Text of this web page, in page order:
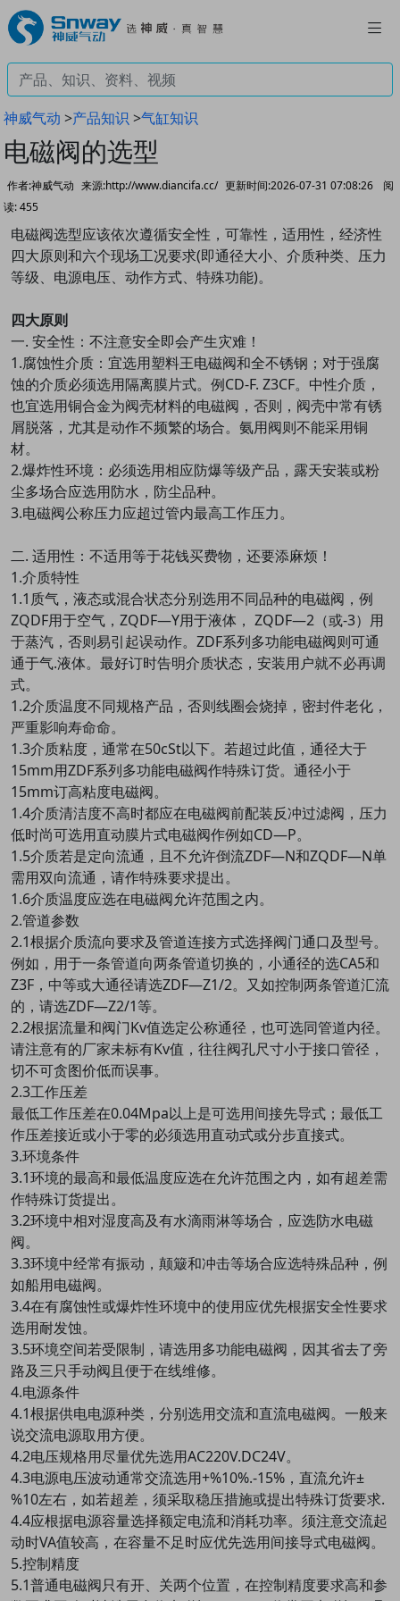
神威气动 >产品知识 >气缸知识
电磁阀的选型
作者:神威气动 来源:http://www.diancifa.cc/ 更新时间:2026-07-31 07:08:26
阅
读:455
电磁阀选型应该依次遵循安全性，可靠性，适用性，经济性
四大原则和六个现场工况要求(即通径大小、介质种类、压力
等级、电源电压、动作方式、特殊功能)。
四大原则
一. 安全性：不注意安全即会产生灾难！
1.腐蚀性介质：宜选用塑料王电磁阀和全不锈钢；对于强腐
蚀的介质必须选用隔离膜片式。例CD-F. Z3CF。中性介质，
也宜选用铜合金为阀壳材料的电磁阀，否则，阀壳中常有锈
屑脱落，尤其是动作不频繁的场合。氨用阀则不能采用铜
材。
2.爆炸性环境：必须选用相应防爆等级产品，露天安装或粉
尘多场合应选用防水，防尘品种。
3.电磁阀公称压力应超过管内最高工作压力。
二. 适用性：不适用等于花钱买费物，还要添麻烦！
1.介质特性
1.1质气，液态或混合状态分别选用不同品种的电磁阀，例
ZQDF用于空气，ZQDF—Y用于液体， ZQDF—2（或-3）用
于蒸汽，否则易引起误动作。ZDF系列多功能电磁阀则可通
通于气.液体。最好订时告明介质状态，安装用户就不必再调
式。
1.2介质温度不同规格产品，否则线圈会烧掉，密封件老化，
严重影响寿命命。
1.3介质粘度，通常在50cSt以下。若超过此值，通径大于
15mm用ZDF系列多功能电磁阀作特殊订货。通径小于
15mm订高粘度电磁阀。
1.4介质清洁度不高时都应在电磁阀前配装反冲过滤阀，压力
低时尚可选用直动膜片式电磁阀作例如CD—P。
1.5介质若是定向流通，且不允许倒流ZDF—N和ZQDF—N单
需用双向流通，请作特殊要求提出。
1.6介质温度应选在电磁阀允许范围之内。
2.管道参数
2.1根据介质流向要求及管道连接方式选择阀门通口及型号。
例如，用于一条管道向两条管道切换的，小通径的选CA5和
Z3F，中等或大通径请选ZDF—Z1/2。又如控制两条管道汇流
的，请选ZDF—Z2/1等。
2.2根据流量和阀门Kv值选定公称通径，也可选同管道内径。
请注意有的厂家未标有Kv值，往往阀孔尺寸小于接口管径，
切不可贪图价低而误事。
2.3工作压差
最低工作压差在0.04Mpa以上是可选用间接先导式；最低工
作压差接近或小于零的必须选用直动式或分步直接式。
3.环境条件
3.1环境的最高和最低温度应选在允许范围之内，如有超差需
作特殊订货提出。
3.2环境中相对湿度高及有水滴雨淋等场合，应选防水电磁
阀。
3.3环境中经常有振动，颠簸和冲击等场合应选特殊品种，例
如船用电磁阀。
3.4在有腐蚀性或爆炸性环境中的使用应优先根据安全性要求
选用耐发蚀。
3.5环境空间若受限制，请选用多功能电磁阀，因其省去了旁
路及三只手动阀且便于在线维修。
4.电源条件
4.1根据供电电源种类，分别选用交流和直流电磁阀。一般来
说交流电源取用方便。
4.2电压规格用尽量优先选用AC220V.DC24V。
4.3电源电压波动通常交流选用+%10%.-15%，直流允许±
%10左右，如若超差，须采取稳压措施或提出特殊订货要求.
4.4应根据电源容量选择额定电流和消耗功率。须注意交流起
动时VA值较高，在容量不足时应优先选用间接导式电磁阀。
5.控制精度
5.1普通电磁阀只有开、关两个位置，在控制精度要求高和参